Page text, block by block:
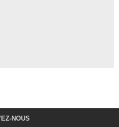
NOUS